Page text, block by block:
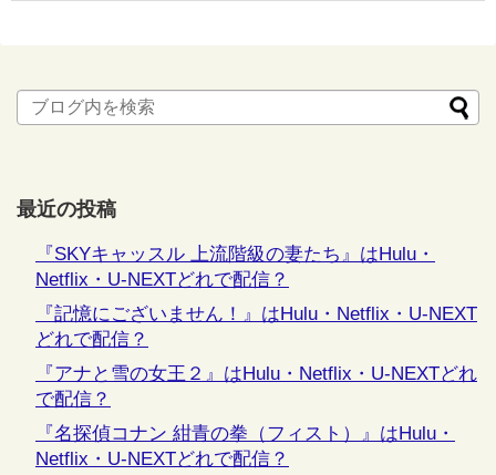
最近の投稿
『SKYキャッスル 上流階級の妻たち』はHulu・
Netflix・U-NEXTどれで配信？
『記憶にございません！』はHulu・Netflix・U-NEXT
どれで配信？
『アナと雪の女王２』はHulu・Netflix・U-NEXTどれ
で配信？
『名探偵コナン 紺青の拳（フィスト）』はHulu・
Netflix・U-NEXTどれで配信？